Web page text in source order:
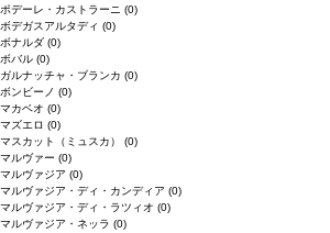
ポデーレ・カストラーニ (0)
ボデガスアルタディ (0)
ボナルダ (0)
ボバル (0)
ガルナッチャ・ブランカ (0)
ボンビーノ (0)
マカベオ (0)
マズエロ (0)
マスカット（ミュスカ） (0)
マルヴァー (0)
マルヴァジア (0)
マルヴァジア・ディ・カンディア (0)
マルヴァジア・ディ・ラツィオ (0)
マルヴァジア・ネッラ (0)